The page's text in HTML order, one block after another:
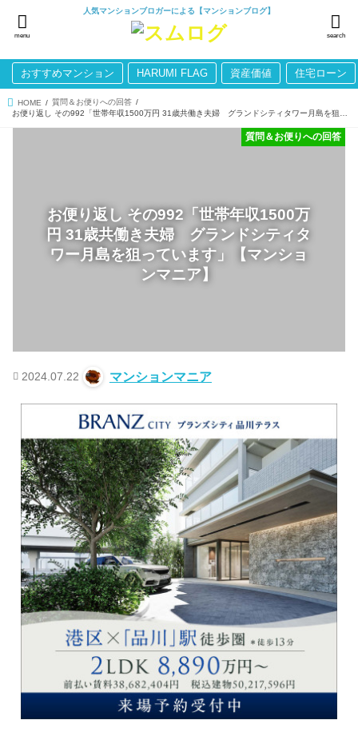
人気マンションブロガーによる【マンションブログ】
search
menu
おすすめマンション HARUMI FLAG 資産価値 住宅ローン
HOME
質問＆お便りへの回答
お便り返し その992「世帯年収1500万
円 31歳共働き夫婦 グランドシティタ
ワー月島を狙っています」【マンショ
ンマニア】
質問＆お便りへの回答
2024.07.22 マンションマニア